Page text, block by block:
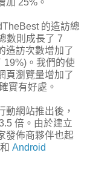
的造訪總
數則成長了 7
造訪次數增加了
19%)。我們的使
頁瀏覽量增加了
實有好處。
動網站推出後，
倍。由於建立
發佈商夥伴也起
Android